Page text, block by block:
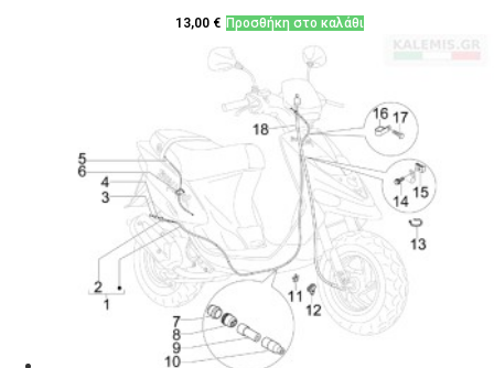
13,00 € Προσθήκη στο καλάθι